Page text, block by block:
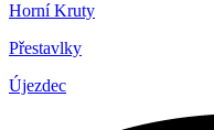
Horní Kruty
Přestavlky
Újezdec